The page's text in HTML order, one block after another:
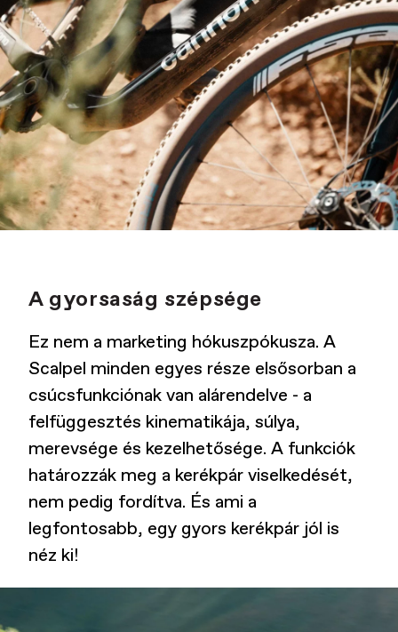
A gyorsaság szépsége
Ez nem a marketing hókuszpókusza. A
Scalpel minden egyes része elsősorban a
csúcsfunkciónak van alárendelve - a
felfüggesztés kinematikája, súlya,
merevsége és kezelhetősége. A funkciók
határozzák meg a kerékpár viselkedését,
nem pedig fordítva. És ami a
legfontosabb, egy gyors kerékpár jól is
néz ki!